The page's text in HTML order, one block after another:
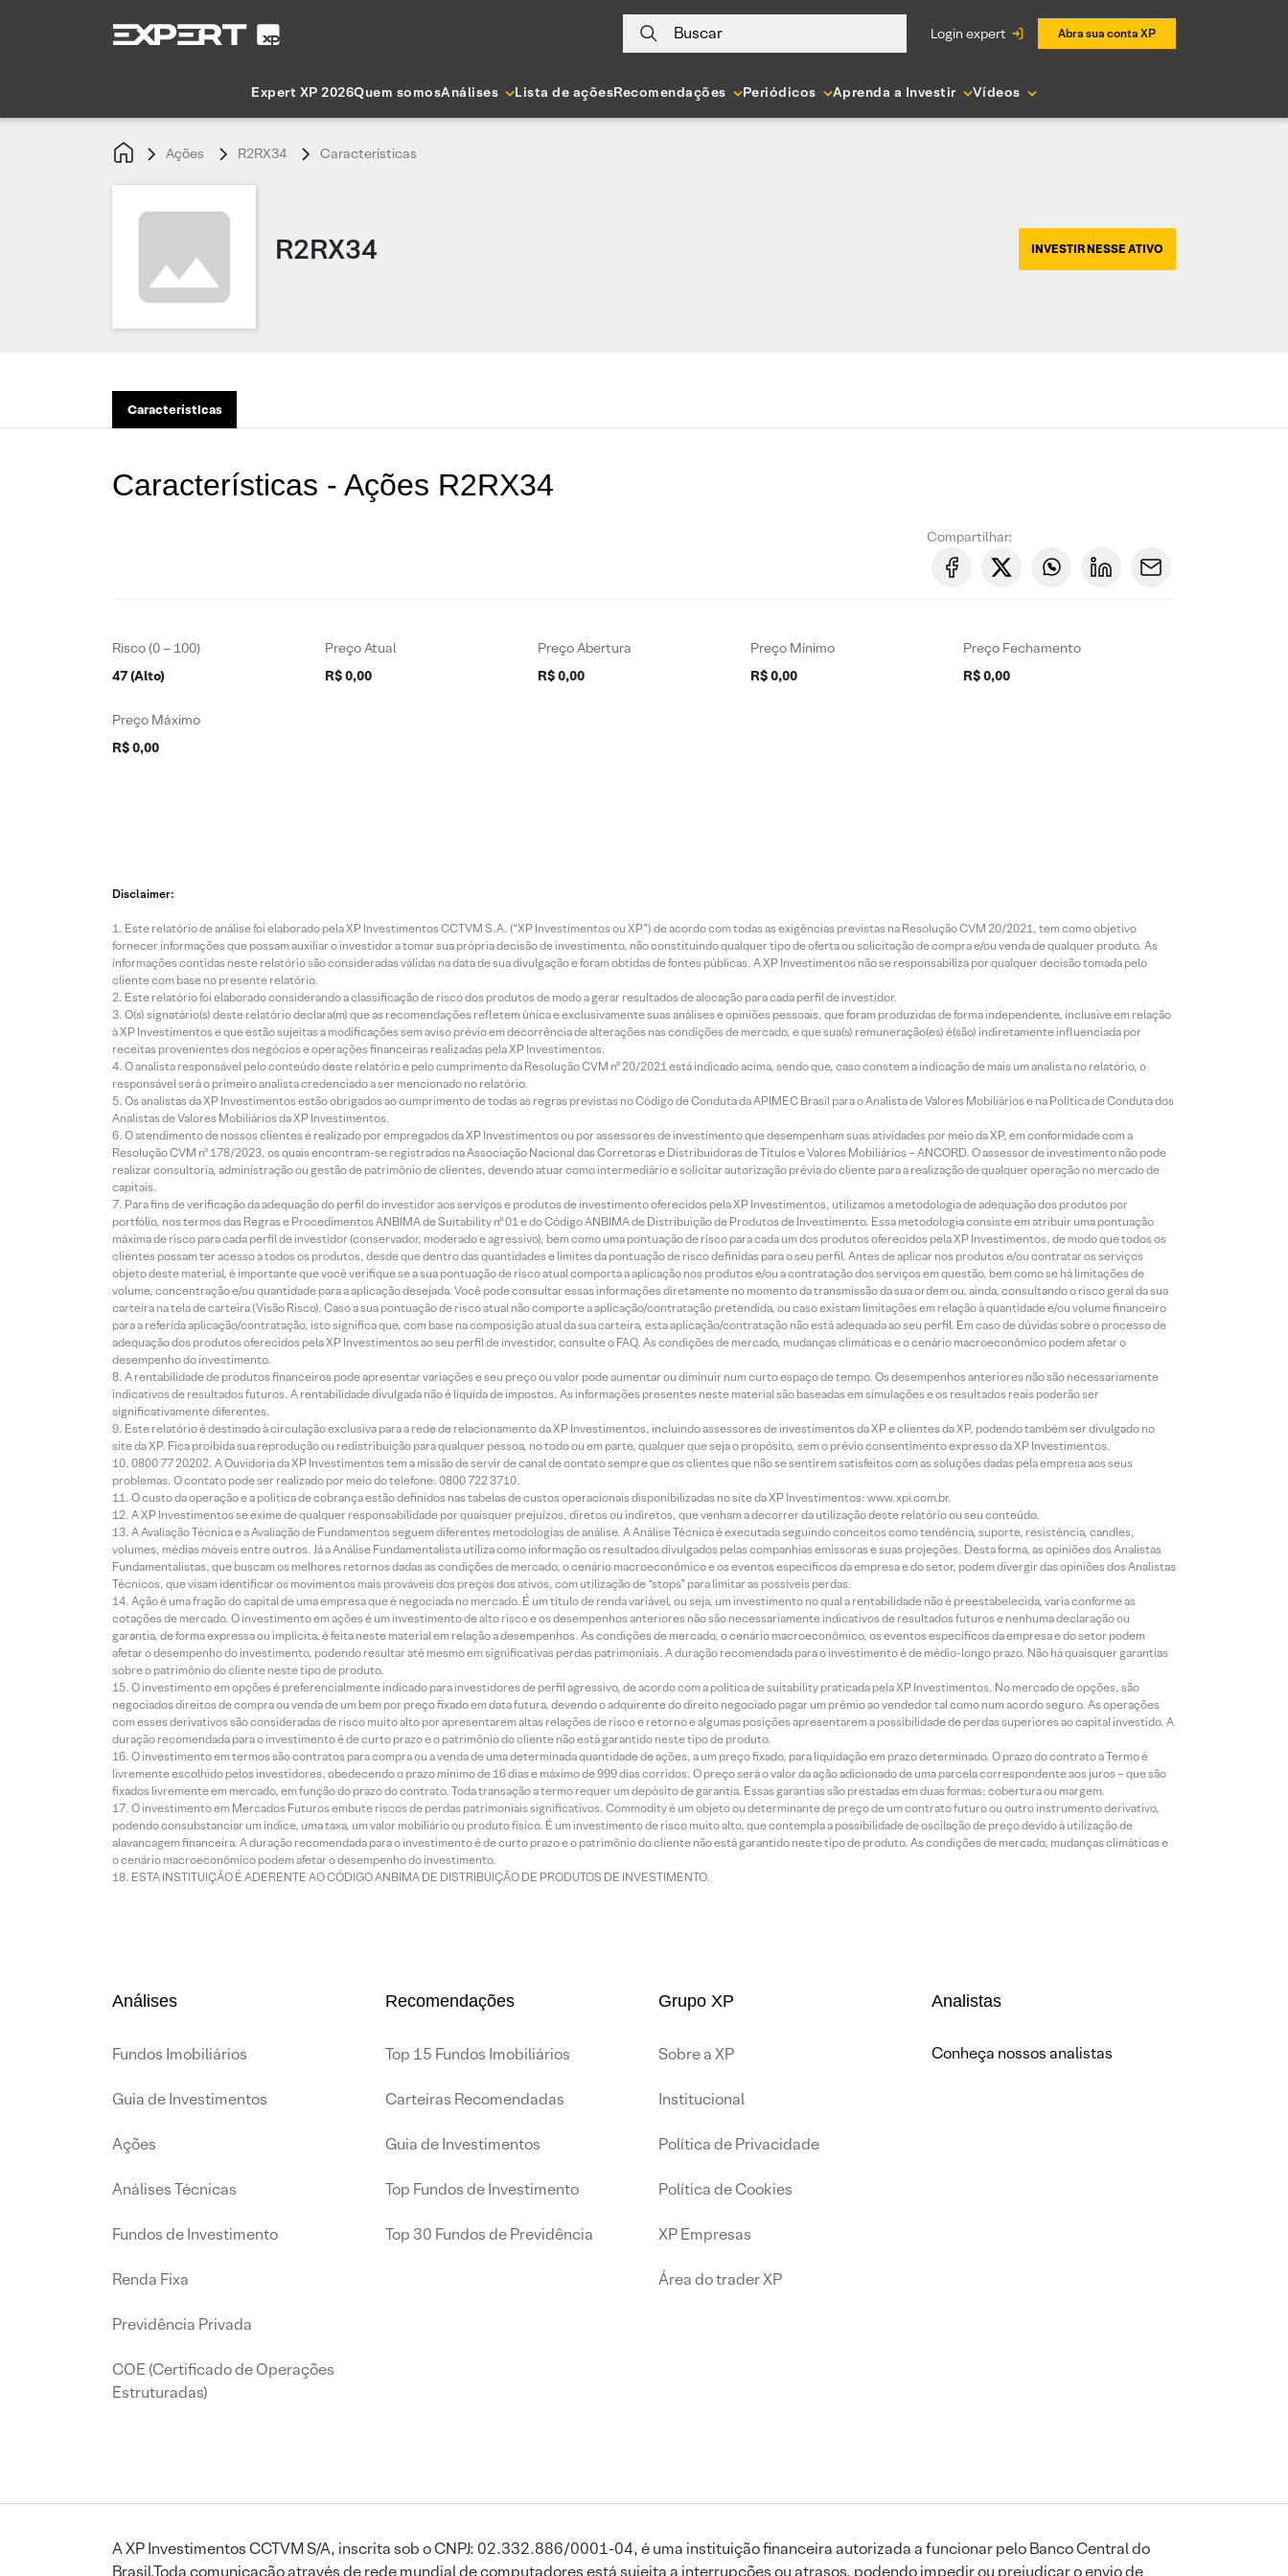
Buscar login expert Abra sua conta XP
Expert XP 2026Quem somosAnálises Lista de açõesRecomendações Periódicos Aprenda a Investir Vídeos
Ações R2RX34 Características
R2RX34 INVESTIR NESSE ATIVO
Características
Características - Ações R2RX34
Compartilhar:
Risco (0 – 100)
47 (Alto)
Preço Atual
R$ 0,00
Preço Abertura
R$ 0,00
Preço Mínimo
R$ 0,00
Preço Fechamento
R$ 0,00
Preço Máximo
R$ 0,00
Disclaimer:
Este relatório de análise foi elaborado pela XP Investimentos CCTVM S.A. (“XP Investimentos ou XP”) de acordo com todas as exigências previstas na Resolução CVM 20/2021, tem como objetivo
fornecer informações que possam auxiliar o investidor a tomar sua própria decisão de investimento, não constituindo qualquer tipo de oferta ou solicitação de compra e/ou venda de qualquer produto. As
informações contidas neste relatório são consideradas válidas na data de sua divulgação e foram obtidas de fontes públicas. A XP Investimentos não se responsabiliza por qualquer decisão tomada pelo
cliente com base no presente relatório.
Este relatório foi elaborado considerando a classificação de risco dos produtos de modo a gerar resultados de alocação para cada perfil de investidor.
O(s) signatário(s) deste relatório declara(m) que as recomendações refletem única e exclusivamente suas análises e opiniões pessoais, que foram produzidas de forma independente, inclusive em relação
à XP Investimentos e que estão sujeitas a modificações sem aviso prévio em decorrência de alterações nas condições de mercado, e que sua(s) remuneração(es) é(são) indiretamente influenciada por
receitas provenientes dos negócios e operações financeiras realizadas pela XP Investimentos.
O analista responsável pelo conteúdo deste relatório e pelo cumprimento da Resolução CVM nº 20/2021 está indicado acima, sendo que, caso constem a indicação de mais um analista no relatório, o
responsável será o primeiro analista credenciado a ser mencionado no relatório.
Os analistas da XP Investimentos estão obrigados ao cumprimento de todas as regras previstas no Código de Conduta da APIMEC Brasil para o Analista de Valores Mobiliários e na Política de Conduta dos
Analistas de Valores Mobiliários da XP Investimentos.
O atendimento de nossos clientes é realizado por empregados da XP Investimentos ou por assessores de investimento que desempenham suas atividades por meio da XP, em conformidade com a
Resolução CVM nº 178/2023, os quais encontram-se registrados na Associação Nacional das Corretoras e Distribuidoras de Títulos e Valores Mobiliários – ANCORD. O assessor de investimento não pode
realizar consultoria, administração ou gestão de patrimônio de clientes, devendo atuar como intermediário e solicitar autorização prévia do cliente para a realização de qualquer operação no mercado de
capitais.
Para fins de verificação da adequação do perfil do investidor aos serviços e produtos de investimento oferecidos pela XP Investimentos, utilizamos a metodologia de adequação dos produtos por
portfólio, nos termos das Regras e Procedimentos ANBIMA de Suitability nº 01 e do Código ANBIMA de Distribuição de Produtos de Investimento. Essa metodologia consiste em atribuir uma pontuação
máxima de risco para cada perfil de investidor (conservador, moderado e agressivo), bem como uma pontuação de risco para cada um dos produtos oferecidos pela XP Investimentos, de modo que todos os
clientes possam ter acesso a todos os produtos, desde que dentro das quantidades e limites da pontuação de risco definidas para o seu perfil. Antes de aplicar nos produtos e/ou contratar os serviços
objeto deste material, é importante que você verifique se a sua pontuação de risco atual comporta a aplicação nos produtos e/ou a contratação dos serviços em questão, bem como se há limitações de
volume, concentração e/ou quantidade para a aplicação desejada. Você pode consultar essas informações diretamente no momento da transmissão da sua ordem ou, ainda, consultando o risco geral da sua
carteira na tela de carteira (Visão Risco). Caso a sua pontuação de risco atual não comporte a aplicação/contratação pretendida, ou caso existam limitações em relação à quantidade e/ou volume financeiro
para a referida aplicação/contratação, isto significa que, com base na composição atual da sua carteira, esta aplicação/contratação não está adequada ao seu perfil. Em caso de dúvidas sobre o processo de
adequação dos produtos oferecidos pela XP Investimentos ao seu perfil de investidor, consulte o FAQ. As condições de mercado, mudanças climáticas e o cenário macroeconômico podem afetar o
desempenho do investimento.
A rentabilidade de produtos financeiros pode apresentar variações e seu preço ou valor pode aumentar ou diminuir num curto espaço de tempo. Os desempenhos anteriores não são necessariamente
indicativos de resultados futuros. A rentabilidade divulgada não é líquida de impostos. As informações presentes neste material são baseadas em simulações e os resultados reais poderão ser
significativamente diferentes.
Este relatório é destinado à circulação exclusiva para a rede de relacionamento da XP Investimentos, incluindo assessores de investimentos da XP e clientes da XP, podendo também ser divulgado no
site da XP. Fica proibida sua reprodução ou redistribuição para qualquer pessoa, no todo ou em parte, qualquer que seja o propósito, sem o prévio consentimento expresso da XP Investimentos.
0800 77 20202. A Ouvidoria da XP Investimentos tem a missão de servir de canal de contato sempre que os clientes que não se sentirem satisfeitos com as soluções dadas pela empresa aos seus
problemas. O contato pode ser realizado por meio do telefone: 0800 722 3710.
O custo da operação e a política de cobrança estão definidos nas tabelas de custos operacionais disponibilizadas no site da XP Investimentos: www.xpi.com.br.
A XP Investimentos se exime de qualquer responsabilidade por quaisquer prejuízos, diretos ou indiretos, que venham a decorrer da utilização deste relatório ou seu conteúdo.
A Avaliação Técnica e a Avaliação de Fundamentos seguem diferentes metodologias de análise. A Análise Técnica é executada seguindo conceitos como tendência, suporte, resistência, candles,
volumes, médias móveis entre outros. Já a Análise Fundamentalista utiliza como informação os resultados divulgados pelas companhias emissoras e suas projeções. Desta forma, as opiniões dos Analistas
Fundamentalistas, que buscam os melhores retornos dadas as condições de mercado, o cenário macroeconômico e os eventos específicos da empresa e do setor, podem divergir das opiniões dos Analistas
Técnicos, que visam identificar os movimentos mais prováveis dos preços dos ativos, com utilização de “stops” para limitar as possíveis perdas.
Ação é uma fração do capital de uma empresa que é negociada no mercado. É um título de renda variável, ou seja, um investimento no qual a rentabilidade não é preestabelecida, varia conforme as
cotações de mercado. O investimento em ações é um investimento de alto risco e os desempenhos anteriores não são necessariamente indicativos de resultados futuros e nenhuma declaração ou
garantia, de forma expressa ou implícita, é feita neste material em relação a desempenhos. As condições de mercado, o cenário macroeconômico, os eventos específicos da empresa e do setor podem
afetar o desempenho do investimento, podendo resultar até mesmo em significativas perdas patrimoniais. A duração recomendada para o investimento é de médio-longo prazo. Não há quaisquer garantias
sobre o patrimônio do cliente neste tipo de produto.
O investimento em opções é preferencialmente indicado para investidores de perfil agressivo, de acordo com a política de suitability praticada pela XP Investimentos. No mercado de opções, são
negociados direitos de compra ou venda de um bem por preço fixado em data futura, devendo o adquirente do direito negociado pagar um prêmio ao vendedor tal como num acordo seguro. As operações
com esses derivativos são consideradas de risco muito alto por apresentarem altas relações de risco e retorno e algumas posições apresentarem a possibilidade de perdas superiores ao capital investido. A
duração recomendada para o investimento é de curto prazo e o patrimônio do cliente não está garantido neste tipo de produto.
O investimento em termos são contratos para compra ou a venda de uma determinada quantidade de ações, a um preço fixado, para liquidação em prazo determinado. O prazo do contrato a Termo é
livremente escolhido pelos investidores, obedecendo o prazo mínimo de 16 dias e máximo de 999 dias corridos. O preço será o valor da ação adicionado de uma parcela correspondente aos juros – que são
fixados livremente em mercado, em função do prazo do contrato. Toda transação a termo requer um depósito de garantia. Essas garantias são prestadas em duas formas: cobertura ou margem.
O investimento em Mercados Futuros embute riscos de perdas patrimoniais significativos. Commodity é um objeto ou determinante de preço de um contrato futuro ou outro instrumento derivativo,
podendo consubstanciar um índice, uma taxa, um valor mobiliário ou produto físico. É um investimento de risco muito alto, que contempla a possibilidade de oscilação de preço devido à utilização de
alavancagem financeira. A duração recomendada para o investimento é de curto prazo e o patrimônio do cliente não está garantido neste tipo de produto. As condições de mercado, mudanças climáticas e
o cenário macroeconômico podem afetar o desempenho do investimento.
ESTA INSTITUIÇÃO É ADERENTE AO CÓDIGO ANBIMA DE DISTRIBUIÇÃO DE PRODUTOS DE INVESTIMENTO.
Análises
Fundos Imobiliários
Guia de Investimentos
Ações
Análises Técnicas
Fundos de Investimento
Renda Fixa
Previdência Privada
COE (Certificado de Operações
Estruturadas)
Recomendações
Top 15 Fundos Imobiliários
Carteiras Recomendadas
Guia de Investimentos
Top Fundos de Investimento
Top 30 Fundos de Previdência
Grupo XP
Sobre a XP
Institucional
Política de Privacidade
Política de Cookies
XP Empresas
Área do trader XP
Analistas
Conheça nossos analistas
A XP Investimentos CCTVM S/A, inscrita sob o CNPJ: 02.332.886/0001-04, é uma instituição financeira autorizada a funcionar pelo Banco Central do
Brasil.Toda comunicação através de rede mundial de computadores está sujeita a interrupções ou atrasos, podendo impedir ou prejudicar o envio de